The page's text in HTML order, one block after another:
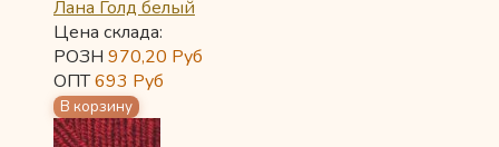
Лана Голд белый
Цена склада:
РОЗН 970,20 Руб
ОПТ693 Руб